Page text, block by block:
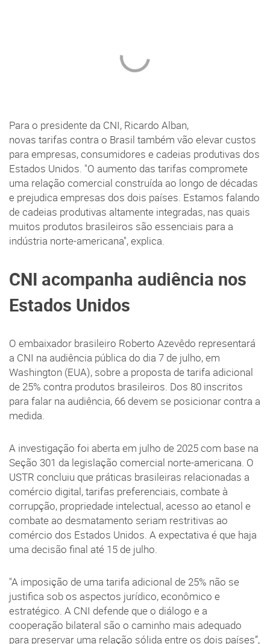
Para o presidente da CNI, Ricardo Alban,
novas tarifas contra o Brasil também vão elevar custos
para empresas, consumidores e cadeias produtivas dos
Estados Unidos. "O aumento das tarifas compromete
uma relação comercial construída ao longo de décadas
e prejudica empresas dos dois países. Estamos falando
de cadeias produtivas altamente integradas, nas quais
muitos produtos brasileiros são essenciais para a
indústria norte-americana", explica.
CNI acompanha audiência nos
Estados Unidos
O embaixador brasileiro Roberto Azevêdo representará
a CNI na audiência pública do dia 7 de julho, em
Washington (EUA), sobre a proposta de tarifa adicional
de 25% contra produtos brasileiros. Dos 80 inscritos
para falar na audiência, 66 devem se posicionar contra a
medida.
A investigação foi aberta em julho de 2025 com base na
Seção 301 da legislação comercial norte-americana. O
USTR concluiu que práticas brasileiras relacionadas a
comércio digital, tarifas preferenciais, combate à
corrupção, propriedade intelectual, acesso ao etanol e
combate ao desmatamento seriam restritivas ao
comércio dos Estados Unidos. A expectativa é que haja
uma decisão final até 15 de julho.
"A imposição de uma tarifa adicional de 25% não se
justifica sob os aspectos jurídico, econômico e
estratégico. A CNI defende que o diálogo e a
cooperação bilateral são o caminho mais adequado
para preservar uma relação sólida entre os dois países”,